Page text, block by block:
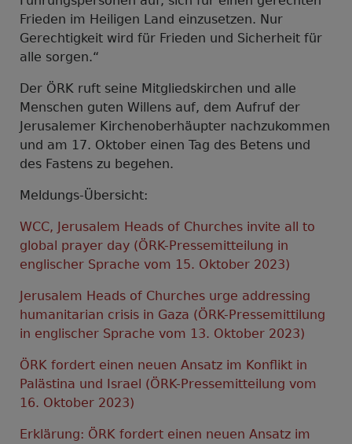
Frieden im Heiligen Land einzusetzen. Nur
Gerechtigkeit wird für Frieden und Sicherheit für
alle sorgen.“
Der ÖRK ruft seine Mitgliedskirchen und alle
Menschen guten Willens auf, dem Aufruf der
Jerusalemer Kirchenoberhäupter nachzukommen
und am 17. Oktober einen Tag des Betens und
des Fastens zu begehen.
Meldungs-Übersicht:
WCC, Jerusalem Heads of Churches invite all to
global prayer day (ÖRK-Pressemitteilung in
englischer Sprache vom 15. Oktober 2023)
Jerusalem Heads of Churches urge addressing
humanitarian crisis in Gaza (ÖRK-Pressemittilung
in englischer Sprache vom 13. Oktober 2023)
ÖRK fordert einen neuen Ansatz im Konflikt in
Palästina und Israel (ÖRK-Pressemitteilung vom
16. Oktober 2023)
Erklärung: ÖRK fordert einen neuen Ansatz im